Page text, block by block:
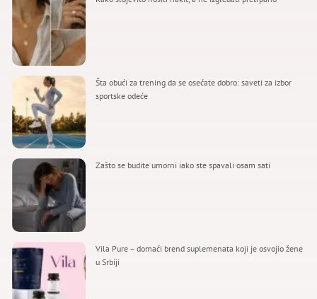
Šta obući za trening da se osećate dobro: saveti za izbor
sportske odeće
Zašto se budite umorni iako ste spavali osam sati
Vila Pure – domaći brend suplemenata koji je osvojio žene
u Srbiji